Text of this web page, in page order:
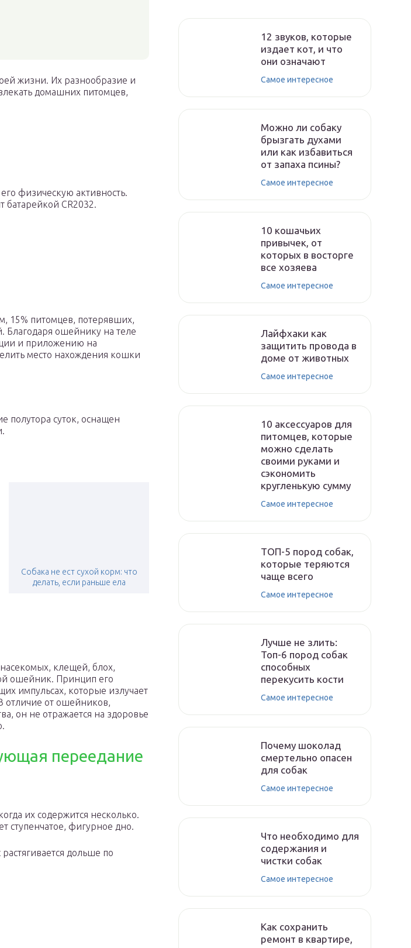
жизни. Их разнообразие и
домашних питомцев,
физическую активность.
батарейкой CR2032.
15% питомцев, потерявших,
Благодаря ошейнику на теле
и приложению на
место нахождения кошки
полутора суток, оснащен
Собака не ест сухой корм: что
делать, если раньше ела
клещей, блох,
ошейник. Принцип его
импульсах, которые излучает
отличие от ошейников,
он не отражается на здоровье
переедание
их содержится несколько.
ступенчатое, фигурное дно.
дольше по
12 звуков, которые
издает кот, и что
они означают
Самое интересное
Можно ли собаку
брызгать духами
или как избавиться
от запаха псины?
Самое интересное
10 кошачьих
привычек, от
которых в восторге
все хозяева
Самое интересное
Лайфхаки как
защитить провода в
доме от животных
Самое интересное
10 аксессуаров для
питомцев, которые
можно сделать
своими руками и
сэкономить
кругленькую сумму
Самое интересное
ТОП-5 пород собак,
которые теряются
чаще всего
Самое интересное
Лучше не злить:
Топ-6 пород собак
способных
перекусить кости
Самое интересное
Почему шоколад
смертельно опасен
для собак
Самое интересное
Что необходимо для
содержания и
чистки собак
Самое интересное
Как сохранить
ремонт в квартире,